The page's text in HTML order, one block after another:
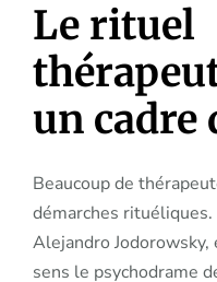
Le rituel
un cadre
Beaucoup de
démarches
Alejandro Jodorowsky,
sens le psychodrame